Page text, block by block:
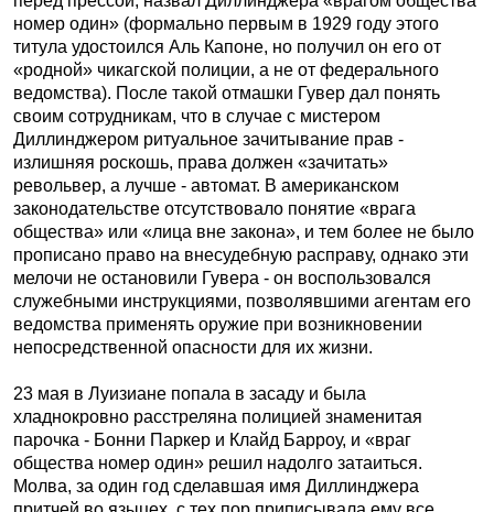
номер один» (формально первым в 1929 году этого
титула удостоился Аль Капоне, но получил он его от
«родной» чикагской полиции, а не от федерального
ведомства). После такой отмашки Гувер дал понять
своим сотрудникам, что в случае с мистером
Диллинджером ритуальное зачитывание прав -
излишняя роскошь, права должен «зачитать»
револьвер, а лучше - автомат. В американском
законодательстве отсутствовало понятие «врага
общества» или «лица вне закона», и тем более не было
прописано право на внесудебную расправу, однако эти
мелочи не остановили Гувера - он воспользовался
служебными инструкциями, позволявшими агентам его
ведомства применять оружие при возникновении
непосредственной опасности для их жизни.
23 мая в Луизиане попала в засаду и была
хладнокровно расстреляна полицией знаменитая
парочка - Бонни Паркер и Клайд Барроу, и «враг
общества номер один» решил надолго затаиться.
Молва, за один год сделавшая имя Диллинджера